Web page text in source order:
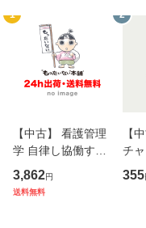
1
【中古】 看護管理
学 自律し協働する
専門職の看護マネ
ジメントスキル 改
3,862円
送料無料
2
【
チ
キ
355